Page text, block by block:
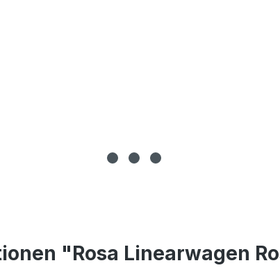
"Rosa Linearwagen